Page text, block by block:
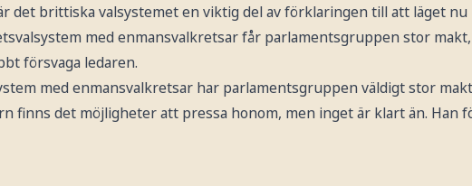
det brittiska valsystemet en viktig del av förklaringen till att läget nu
med enmansvalkretsar får parlamentsgruppen stor
försvaga ledaren.
med enmansvalkretsar har parlamentsgruppen väldigt stor
finns det möjligheter att pressa honom, men inget är klart än. Han